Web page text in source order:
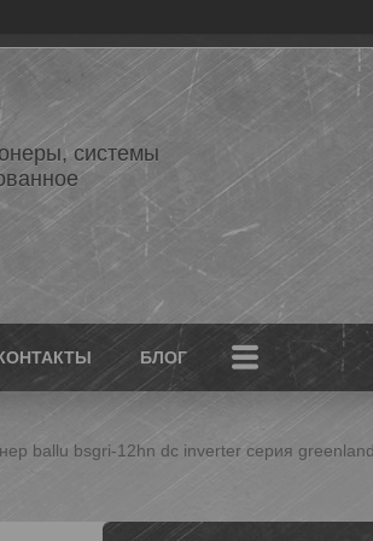
системы
БЛОГ
ballu bsgri-12hn dc inverter серия